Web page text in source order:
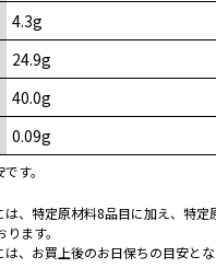
4.3g
24.9g
40.0g
0.09g
す。
、特定原材料8品目に加え、特定
ます。
、お買上後のお日保ちの目安と